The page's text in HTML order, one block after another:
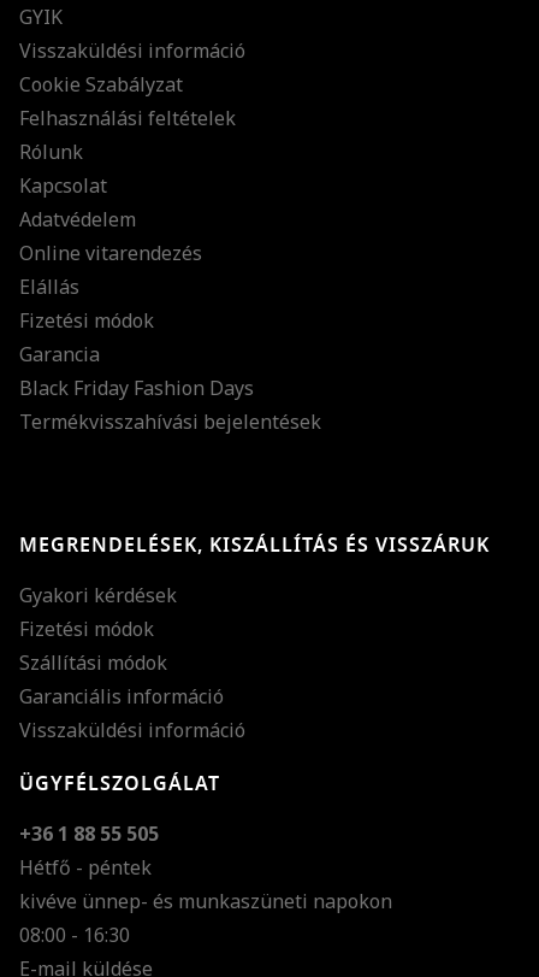
GYIK
Visszaküldési információ
Cookie Szabályzat
Felhasználási feltételek
Rólunk
Kapcsolat
Adatvédelem
Online vitarendezés
Elállás
Fizetési módok
Garancia
Black Friday Fashion Days
Termékvisszahívási bejelentések
MEGRENDELÉSEK, KISZÁLLÍTÁS ÉS VISSZÁRUK
Gyakori kérdések
Fizetési módok
Szállítási módok
Garanciális információ
Visszaküldési információ
ÜGYFÉLSZOLGÁLAT
+36 1 88 55 505
Hétfő - péntek
kivéve ünnep- és munkaszüneti napokon
08:00 - 16:30
E-mail küldése